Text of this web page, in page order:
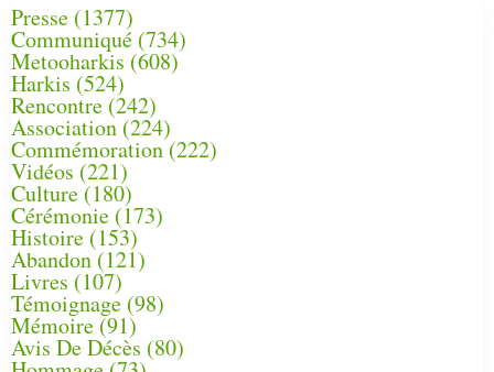
Presse (1377)
Communiqué (734)
Metooharkis (608)
Harkis (524)
Rencontre (242)
Association (224)
Commémoration(222)
Vidéos (221)
Culture(180)
Cérémonie (173)
Histoire (153)
Abandon(121)
Livres (107)
Témoignage (98)
Mémoire (91)
Avis De Décès (80)